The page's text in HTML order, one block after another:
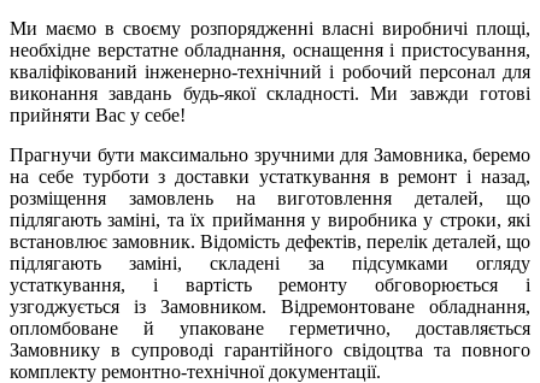
Ми маємо в своєму розпорядженні власні виробничі площі,
необхідне верстатне обладнання, оснащення і пристосування,
кваліфікований інженерно-технічний і робочий персонал для
виконання завдань будь-якої складності. Ми завжди готові
прийняти Вас у себе!
Прагнучи бути максимально зручними для Замовника, беремо
на себе турботи з доставки устаткування в ремонт і назад,
розміщення замовлень на виготовлення деталей, що
підлягають заміні, та їх приймання у виробника у строки, які
встановлює замовник. Відомість дефектів, перелік деталей, що
підлягають заміні, складені за підсумками огляду
устаткування, і вартість ремонту обговорюється і
узгоджується із Замовником. Відремонтоване обладнання,
опломбоване й упаковане герметично, доставляється
Замовнику в супроводі гарантійного свідоцтва та повного
комплекту ремонтно-технічної документації.